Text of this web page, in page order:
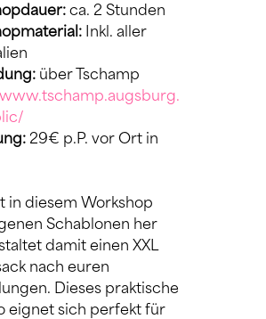
ca. 2 Stunden
Inkl. aller
über Tschamp
29€ p.P. vor Ort in
in diesem Workshop
Schablonen her
damit einen XXL
nach euren
Dieses praktische
eignet sich perfekt für